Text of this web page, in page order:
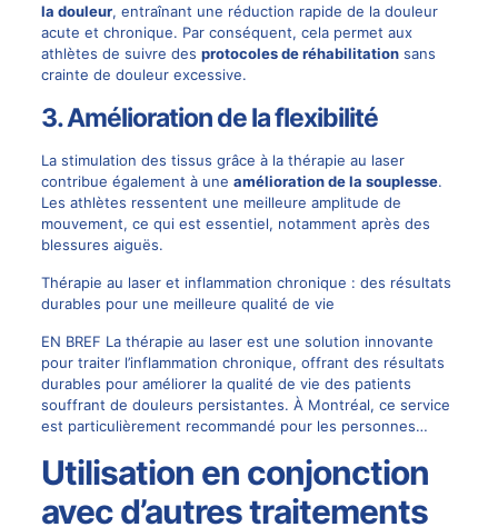
la douleur, entraînant une réduction rapide de la douleur
acute et chronique. Par conséquent, cela permet aux
athlètes de suivre des protocoles de réhabilitationsans
crainte de douleur excessive.
3. Amélioration de la flexibilité
La stimulation des tissus grâce à la thérapie au laser
contribue également à une amélioration de la souplesse.
Les athlètes ressentent une meilleure amplitude de
mouvement, ce qui est essentiel, notamment après des
blessures aiguës.
Thérapie au laser et inflammation chronique : des résultats
durables pour une meilleure qualité de vie
EN BREF La thérapie au laser est une solution innovante
pour traiter l’inflammation chronique, offrant des résultats
durables pour améliorer la qualité de vie des patients
souffrant de douleurs persistantes. À Montréal, ce service
est particulièrement recommandé pour les personnes…
Utilisation en conjonction
avec d’autres traitements